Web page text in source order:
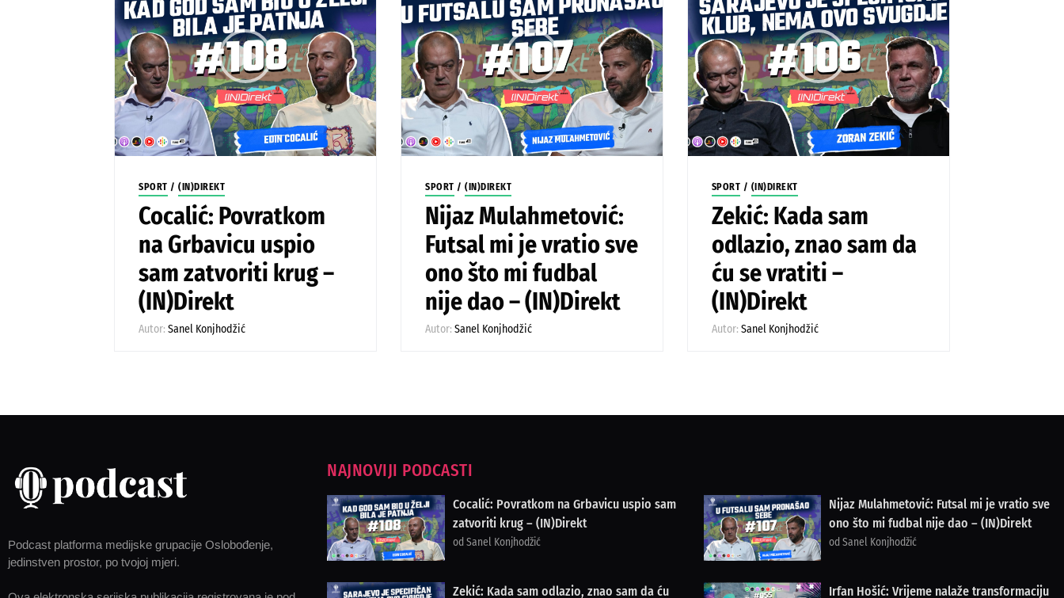
SPORT /(IN)DIREKT
Cocalić: Povratkom
na Grbavicu uspio
sam zatvoriti krug –
(IN)Direkt
Autor:Sanel Konjhodžić
SPORT /(IN)DIREKT
Nijaz Mulahmetović:
Futsal mi je vratio sve
ono što mi fudbal
nije dao – (IN)Direkt
Autor:Sanel Konjhodžić
SPORT / (IN)DIREKT
Zekić: Kada sam
odlazio, znao sam da
ću se vratiti –
(IN)Direkt
Autor: Sanel Konjhodžić
Podcast platforma medijske grupacije Oslobođenje,
jedinstven prostor, po tvojoj mjeri.
NAJNOVIJI PODCASTI
Cocalić: Povratkom na Grbavicu uspio sam
zatvoriti krug – (IN)Direkt
od Sanel Konjhodžić
Nijaz Mulahmetović: Futsal mi je vratio sve
ono što mi fudbal nije dao – (IN)Direkt
od Sanel Konjhodžić
Zekić: Kada sam odlazio, znao sam da ću Irfan Hošić: Vrijeme nalaže transformaciju